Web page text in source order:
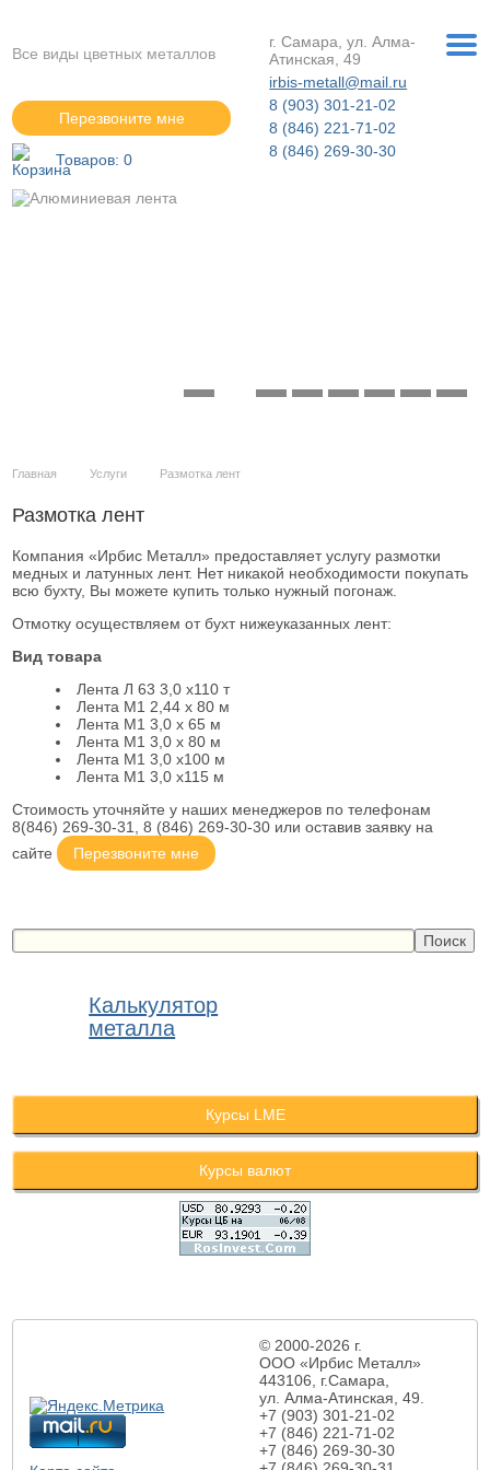
Все виды цветных металлов
г. Самара, ул. Алма-
Атинская, 49
irbis-metall@mail.ru
8 (903) 301-21-02
8 (846) 221-71-02
8 (846) 269-30-30
Перезвоните мне
Товаров:0
Калькулятор
металла
Курсы LME
Курсы валют
Главная Услуги Размотка лент
Размотка лент
Компания «Ирбис Металл» предоставляет услугу размотки
медных и латунных лент. Нет никакой необходимости покупать
всю бухту, Вы можете купить только нужный погонаж.
Отмотку осуществляем от бухт нижеуказанных лент:
Вид товара
Лента Л 63 3,0 х110 т
Лента М1 2,44 х 80 м
Лента М1 3,0 х 65 м
Лента М1 3,0 х 80 м
Лента М1 3,0 х100 м
Лента М1 3,0 х115 м
Стоимость уточняйте у наших менеджеров по телефонам
8(846) 269-30-31, 8 (846) 269-30-30 или оставив заявку на
сайте
Перезвоните мне
© 2000-2026 г.
ООО «Ирбис Металл»
443106, г.Самара,
ул. Алма-Атинская, 49.
+7 (903) 301-21-02
+7 (846) 221-71-02
+7 (846) 269-30-30